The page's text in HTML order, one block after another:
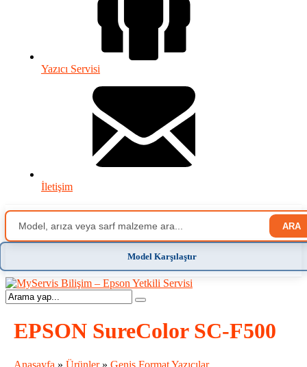
Yazıcı Servisi
İletişim
ARA
Model Karşılaştır
EPSON SureColor SC-F500
Anasayfa » Ürünler» Geniş Format Yazıcılar